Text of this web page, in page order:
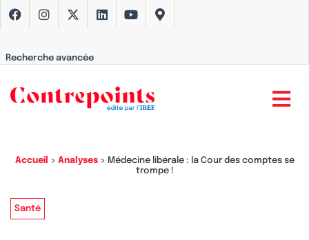
Recherche avancée
Accueil > Analyses> Médecine libérale : la Cour des comptes se
trompe !
Santé